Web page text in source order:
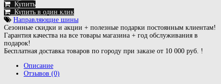
Купить
Купить в один клик
Направляющие шины
Сезонные скидки и акции + полезные подарки постоянным клиентам!
Гарантия качества на все товары магазина + год обслуживания в
подарок!
Бесплатная доставка товаров по городу при заказе от 10 000 руб. !
Описание
Отзывов (0)